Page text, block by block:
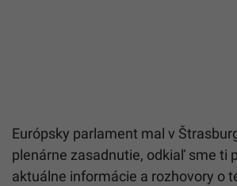
Európsky parlament mal v
plenárne zasadnutie, odkiaľ sme ti
aktuálne informácie a rozhovory o